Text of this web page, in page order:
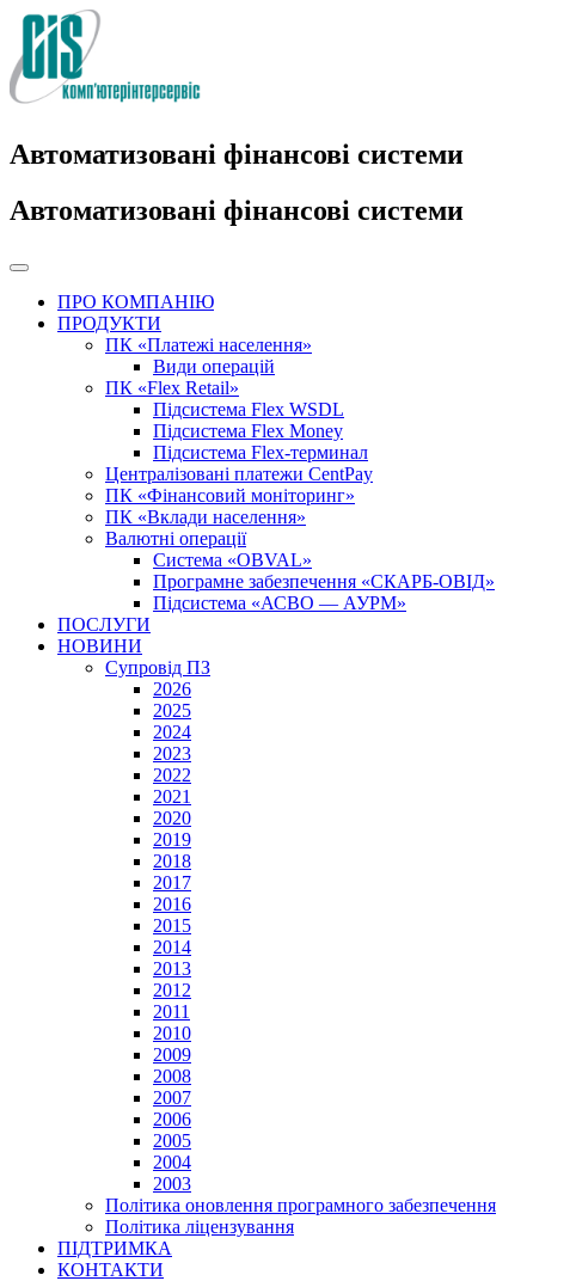
Автоматизовані фінансові системи
Автоматизовані фінансові системи
ПРО КОМПАНІЮ
ПРОДУКТИ
ПК «Платежі населення»
Види операцій
ПК «Flex Retail»
Підсистема Flex WSDL
Підсистема Flex Money
Підсистема Flex-терминал
Централізовані платежи CentPay
ПК «Фінансовий моніторинг»
ПК «Вклади населення»
Валютні операції
Система «OBVAL»
Програмне забезпечення «СКАРБ-ОВІД»
Підсистема «АСВО — АУРМ»
ПОСЛУГИ
НОВИНИ
Супровід ПЗ
2026
2025
2024
2023
2022
2021
2020
2019
2018
2017
2016
2015
2014
2013
2012
2011
2010
2009
2008
2007
2006
2005
2004
2003
Політика оновлення програмного забезпечення
Політика ліцензування
ПІДТРИМКА
КОНТАКТИ